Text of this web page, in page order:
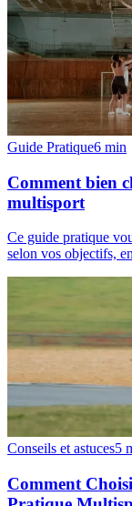
Guide Pratique6 min
Comment bien
multisport
Ce guide pratique
selon vos objectifs,
Conseils et astuces5
Comment